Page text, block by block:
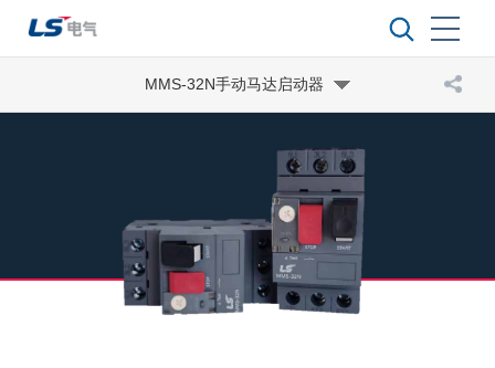
MMS-32N手动马达启动器